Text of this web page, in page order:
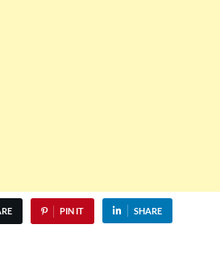
PIN IT SHARE